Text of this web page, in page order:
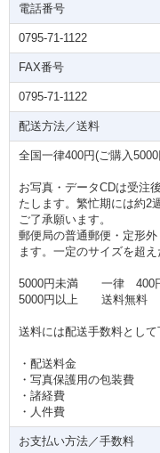
電話番号
0795-71-1122
FAX番号
0795-71-1122
配送方法／送料
全国一律400円(ご購入
お写真・データCDは受注
たします。繁忙期には約2
ご了承願います。
郵便局の普通郵便・定形
ます。一定のサイズを超
5000円未満 一律 400
5000円以上 送料無料
送料には配送手数料として
・配送料金
・写真保護用の包装費
・諸経費
・人件費
お支払い方法／手数料